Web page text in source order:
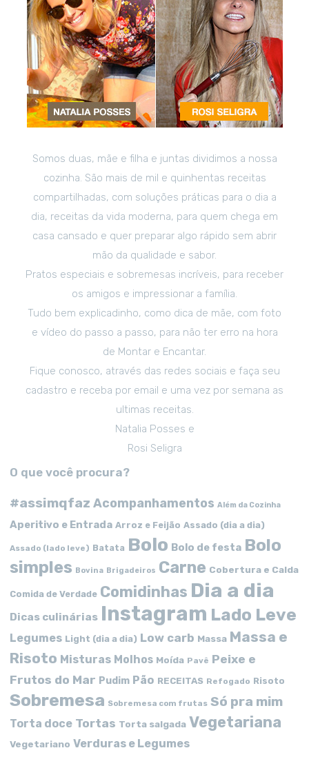
Somos duas, mãe e filha e juntas dividimos a nossa
cozinha. São mais de mil e quinhentas receitas
compartilhadas, com soluções práticas para o dia a
dia, receitas da vida moderna, para quem chega em
casa cansado e quer preparar algo rápido sem abrir
mão da qualidade e sabor.
Pratos especiais e sobremesas incríveis, para receber
os amigos e impressionar a família.
Tudo bem explicadinho, como dica de mãe, com foto
e vídeo do passo a passo, para não ter erro na hora
de Montar e Encantar.
Fique conosco, através das redes sociais e faça seu
cadastro e receba por email e uma vez por semana as
ultimas receitas.
Natalia Posses e
Rosi Seligra
O que você procura?
#assimqfaz Acompanhamentos Além da Cozinha
Aperitivo e Entrada Arroz e Feijão Assado (dia a dia)
Assado (lado leve) Batata Bolo Bolo de festa Bolo
simples Bovina Brigadeiros Carne Cobertura e Calda
Comida de Verdade Comidinhas Dia a dia
Dicas culinárias Instagram Lado Leve
Legumes Light (dia a dia) Low carb Massa Massa e
Risoto Misturas Molhos Moída Pavê Peixe e
Frutos do Mar Pudim Pão RECEITAS Refogado Risoto
Sobremesa Sobremesa com frutas Só pra mim
Torta doce Tortas Torta salgada Vegetariana
Vegetariano Verduras e Legumes